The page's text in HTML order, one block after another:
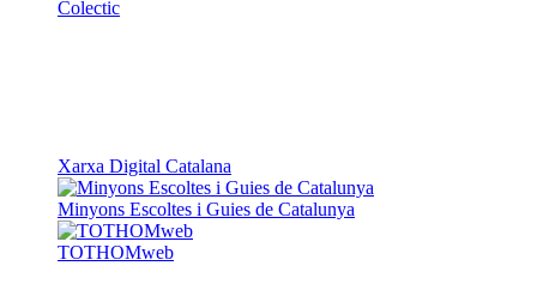
Colectic
Xarxa Digital Catalana
Minyons Escoltes i Guies de Catalunya
TOTHOMweb